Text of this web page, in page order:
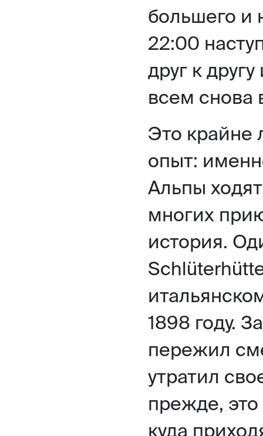
большего и
22:00
друг к
всем снова
Это крайне
опыт:
Альпы
многих
история.
1898 году.
пережил
утратил
прежде, это
куда